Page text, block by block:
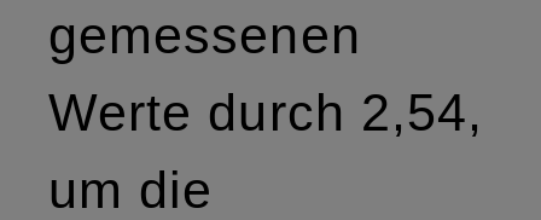
gemessenen
Werte durch 2,54,
um die